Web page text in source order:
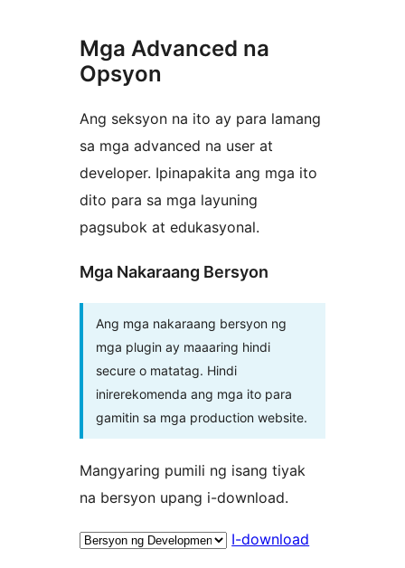
Mga Advanced na
Opsyon
Ang seksyon na ito ay para lamang
sa mga advanced na user at
developer. Ipinapakita ang mga ito
dito para sa mga layuning
pagsubok at edukasyonal.
Mga Nakaraang Bersyon
Ang mga nakaraang bersyon ng
mga plugin ay maaaring hindi
secure o matatag. Hindi
inirerekomenda ang mga ito para
gamitin sa mga production website.
Mangyaring pumili ng isang tiyak
na bersyon upang i-download.
I-download